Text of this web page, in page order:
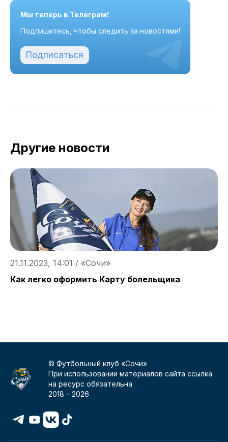
Мы теперь в Телеграм!
Подпишитесь, чтобы следить за новостями!
Подписаться
Другие новости
21.11.2023, 14:01 / «Сочи»
Как легко оформить Карту болельщика
© Футбольный клуб «Сочи»
При использовании материалов сайта ссылка
на ресурс обязательна
2018 –2026